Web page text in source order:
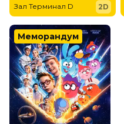
Зал Терминал D
2D
Меморандум